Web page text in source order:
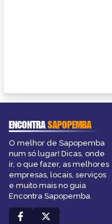
ENCONTRASAPOPEMBA
O melhor de Sapopemba
num só lugar! Dicas, onde
ir, o que fazer, as melhores
empresas, locais, serviços
e muito mais no guia
Encontra Sapopemba.